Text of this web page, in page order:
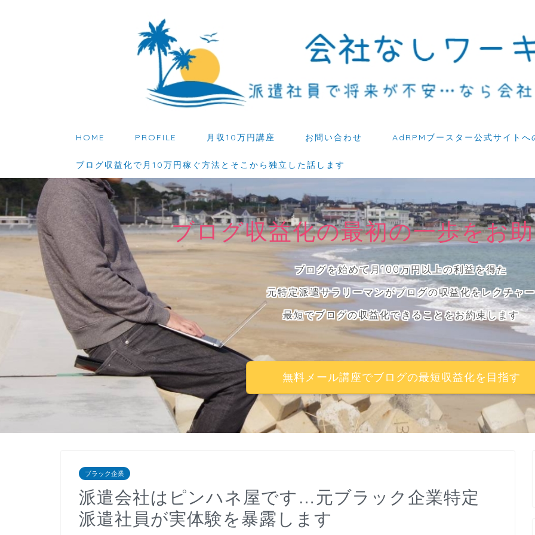
HOME PROFILE 月収10万円講座 お問い合わせ AdRPMブースター公式サイトへ
ブログ収益化で月10万円稼ぐ方法とそこから独立した話します
ブログ収益化の最初の一歩をお
ブログを始めて月100万円以上の利益を得た
元特定派遣サラリーマンがブログの収益化をレクチャー
最短でブログの収益化できることをお約束します
無料メール講座でブログの最短収益化を目指す
ブラック企業
派遣会社はピンハネ屋です…元ブラック企業特定
派遣社員が実体験を暴露します